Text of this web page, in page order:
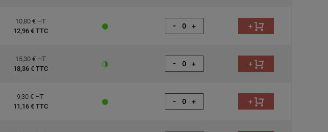
10,80 € HT
12,96 € TTC
- + +
15,30 € HT
18,36 € TTC
- + +
9,30 € HT
11,16 € TTC
- + +